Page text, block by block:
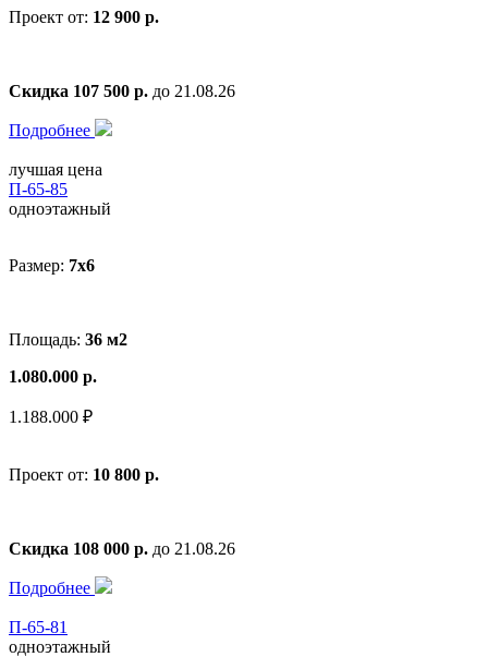
Проект от: 12 900 р.
Скидка 107 500 р. до 21.08.26
Подробнее
лучшая цена
П-65-85
одноэтажный
Размер: 7x6
Площадь: 36 м2
1.080.000 р.
1.188.000 ₽
Проект от: 10 800 р.
Скидка 108 000 р. до 21.08.26
Подробнее
П-65-81
одноэтажный